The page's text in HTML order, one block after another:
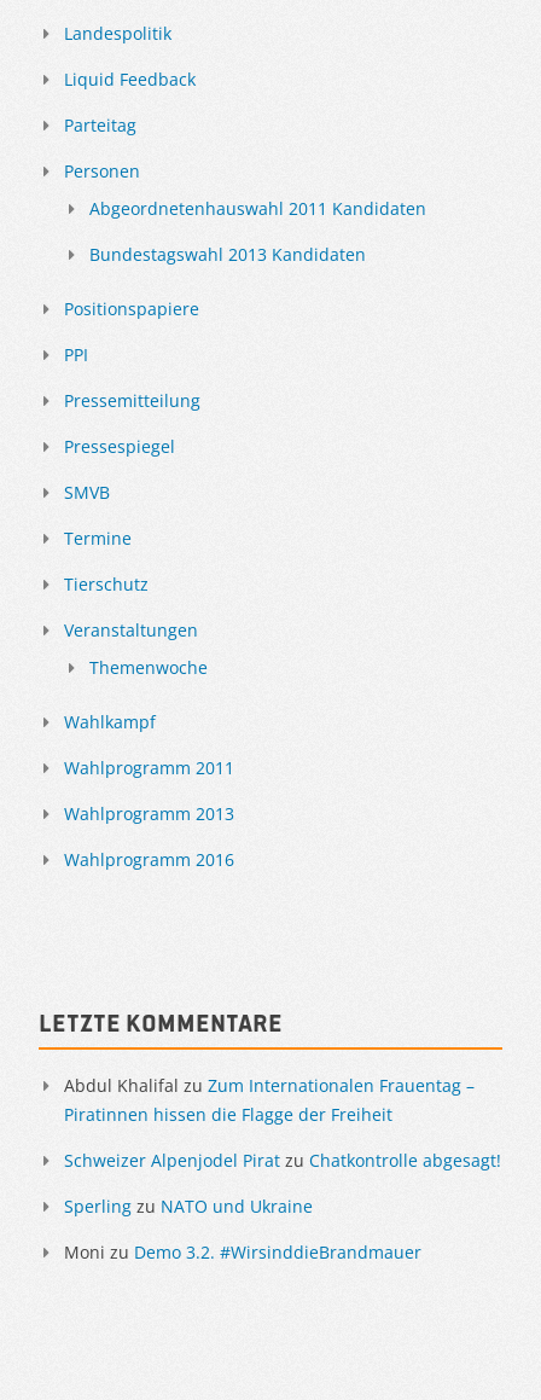
Landespolitik
Liquid Feedback
Parteitag
Personen
Abgeordnetenhauswahl 2011 Kandidaten
Bundestagswahl 2013 Kandidaten
Positionspapiere
PPI
Pressemitteilung
Pressespiegel
SMVB
Termine
Tierschutz
Veranstaltungen
Themenwoche
Wahlkampf
Wahlprogramm 2011
Wahlprogramm 2013
Wahlprogramm 2016
Letzte Kommentare
Abdul Khalifal zu Zum Internationalen Frauentag –
Piratinnen hissen die Flagge der Freiheit
Schweizer Alpenjodel Pirat zu Chatkontrolle abgesagt!
Sperling zu NATO und Ukraine
Moni zu Demo 3.2. #WirsinddieBrandmauer